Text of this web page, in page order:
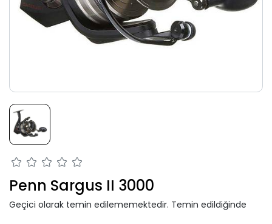
Penn Sargus II 3000
Geçici olarak temin edilememektedir. Temin edildiğinde